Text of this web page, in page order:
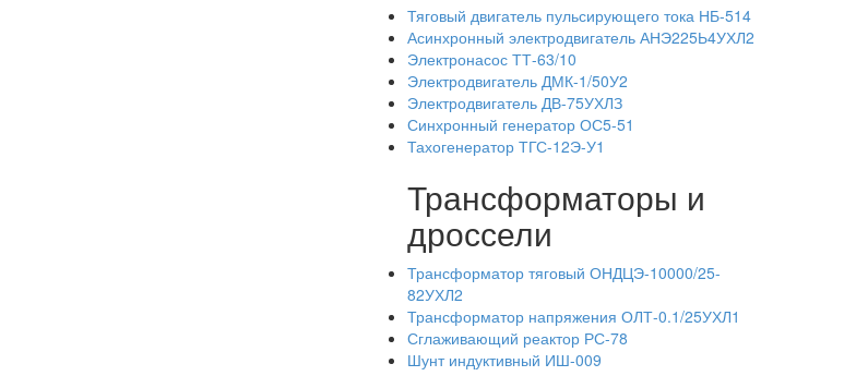
Тяговый двигатель пульсирующего тока НБ-514
Асинхронный электродвигатель АНЭ225Ь4УХЛ2
Электронасос ТТ-63/10
Электродвигатель ДМК-1/50У2
Электродвигатель ДВ-75УХЛЗ
Синхронный генератор ОС5-51
Тахогенератор ТГС-12Э-У1
Трансформаторы и
дроссели
Трансформатор тяговый ОНДЦЭ-10000/25-
82УХЛ2
Трансформатор напряжения ОЛТ-0.1/25УХЛ1
Сглаживающий реактор РС-78
Шунт индуктивный ИШ-009